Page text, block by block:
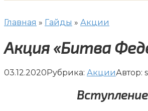
Главная » Гайды » Акции
Акция «Битва
03.12.2020Рубрика: АкцииАвтор:
Вступление